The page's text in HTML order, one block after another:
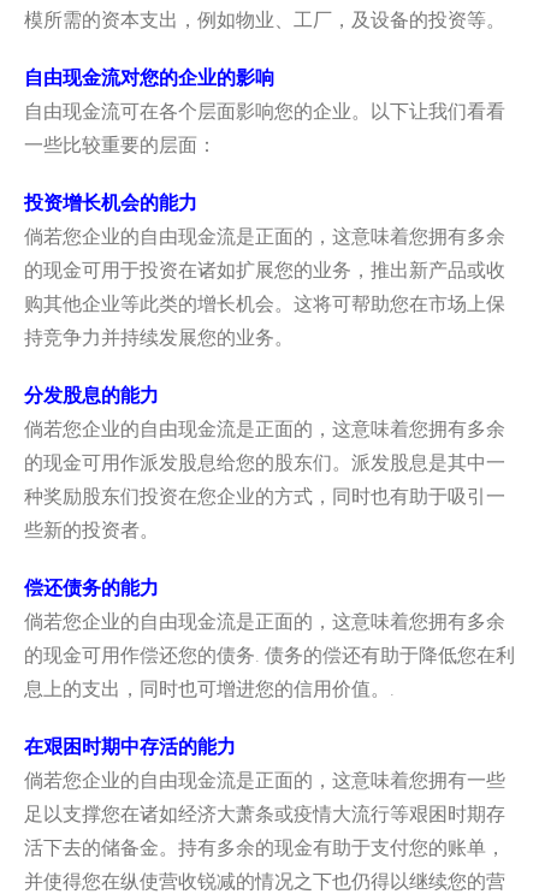
模所需的资本支出， 例如物业、工厂，及设备的投资等。
自由现金流对您的企业的影响
自由现金流可在各个层面影响您的企业。
以下让我们看看
一些比较重要的层面：
投资增长机会的能力
倘若您企业的自由现金流是正面的， 这意味着您拥有多余
的现金可用于投资在诸如扩展您的业务， 推出新产品或收
购其他企业等此类的增长机会。 这将可帮助您在市场上保
持竞争力并持续发展您的业务。
分发股息的能力
倘若您企业的自由现金流是正面的， 这意味着您拥有多余
的现金可用作派发股息给您的股东们。 派发股息是其中一
种奖励股东们投资在您企业的方式， 同时也有助于吸引一
些新的投资者。
偿还债务的能力
倘若您企业的自由现金流是正面的， 这意味着您拥有多余
的现金可用作偿还您的债务. 债务的偿还有助于降低您在利
息上的支出， 同时也可增进您的信用价值。.
在艰困时期中存活的能力
倘若您企业的自由现金流是正面的， 这意味着您拥有一些
足以支撑您在诸如经济大萧条或疫情大流行等艰困时期存
活下去的储备金。持有多余的现金有助于支付您的账单，
并使得您在纵使营收锐减的情况之下也仍得以继续您的营